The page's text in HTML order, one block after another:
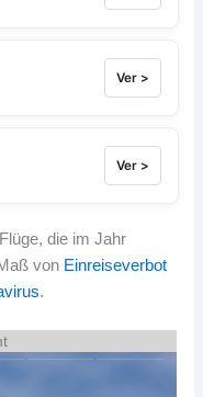
Ver >
Ver >
die im Jahr
von Einreiseverbot
.